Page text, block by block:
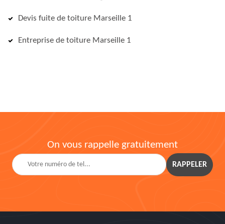
Devis fuite de toiture Marseille 1
Entreprise de toiture Marseille 1
On vous rappelle gratuitement